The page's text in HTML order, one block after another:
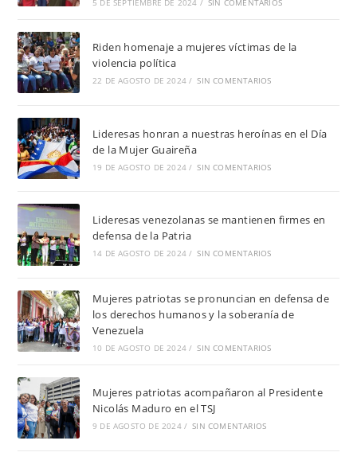
Riden homenaje a mujeres víctimas de la
violencia política
22 DE AGOSTO DE 2024 / SIN COMENTARIOS
Lideresas honran a nuestras heroínas en el Día
de la Mujer Guaireña
19 DE AGOSTO DE 2024 / SIN COMENTARIOS
Lideresas venezolanas se mantienen firmes en
defensa de la Patria
14 DE AGOSTO DE 2024 / SIN COMENTARIOS
Mujeres patriotas se pronuncian en defensa de
los derechos humanos y la soberanía de
Venezuela
10 DE AGOSTO DE 2024 / SIN COMENTARIOS
Mujeres patriotas acompañaron al Presidente
Nicolás Maduro en el TSJ
9 DE AGOSTO DE 2024 / SIN COMENTARIOS